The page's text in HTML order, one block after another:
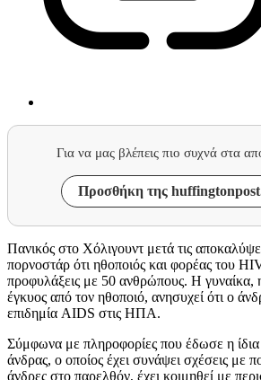
Για να μας βλέπεις πιο συχνά στα
Προσθήκη της
Πανικός στο Χόλιγουντ μετά τις
πορνοστάρ ότι ηθοποιός και φορέας του
προφυλάξεις με 50 ανθρώπους. Η γυναίκα, η
έγκυος από τον ηθοποιό, ανησυχεί ότι ο
επιδημία AIDS στις ΗΠΑ.
Σύμφωνα με πληροφορίες που έδωσε η
άνδρας, ο οποίος έχει συνάψει σχέσεις με
άνδρες στο παρελθόν, έχει κοιμηθεί με